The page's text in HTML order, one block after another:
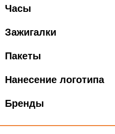
Часы
Зажигалки
Пакеты
Нанесение логотипа
Бренды